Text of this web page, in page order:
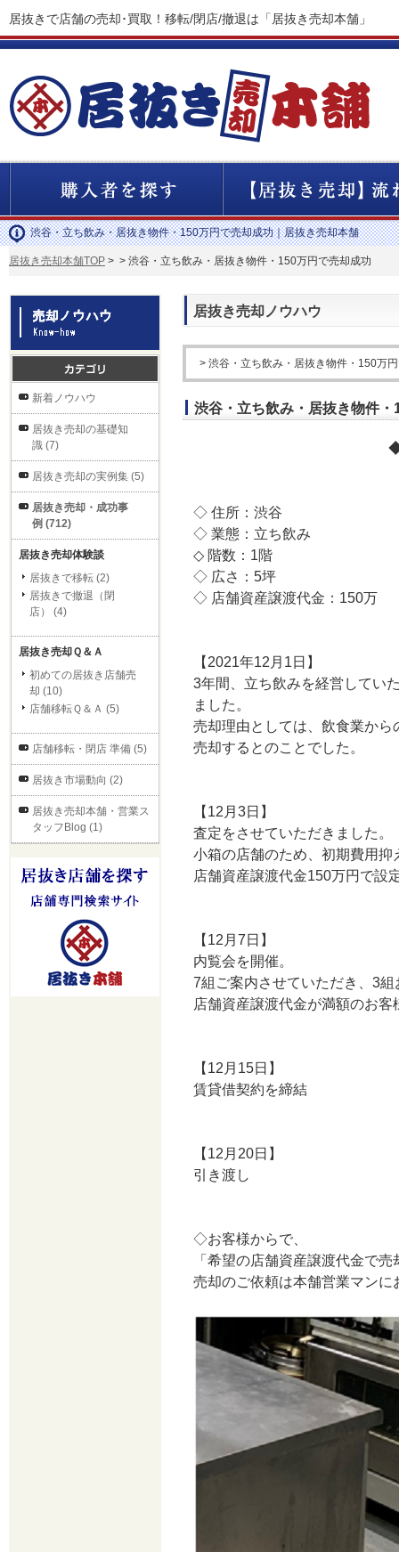
居抜きで店舗の売却･買取！移転/閉店/撤退は「居抜き売却本舗」
渋谷・立ち飲み・居抜き物件・150万円で売却成功｜居抜き売却本舗
居抜き売却本舗TOP > > 渋谷・立ち飲み・居抜き物件・150万円で売却成功
居抜き売却ノウハウ
> 渋谷・立ち飲み・居抜き物件・150万
渋谷・立ち飲み・居抜き物件
◇ 住所：渋谷
◇ 業態：立ち飲み
◇ 階数：1階
◇ 広さ：5坪
◇ 店舗資産譲渡代金：150万
【2021年12月1日】
3年間、立ち飲みを経営してい
ました。
売却理由としては、飲食業か
売却するとのことでした。
【12月3日】
査定をさせていただきました。
小箱の店舗のため、初期費用
店舗資産譲渡代金150万円で設
【12月7日】
内覧会を開催。
7組ご案内させていただき、3
店舗資産譲渡代金が満額のお
【12月15日】
賃貸借契約を締結
【12月20日】
引き渡し
◇お客様からで、
「希望の店舗資産譲渡代金で
売却のご依頼は本舗営業マンに
新着ノウハウ
居抜き売却の基礎知
識 (7)
居抜き売却の実例集 (5)
居抜き売却・成功事
例 (712)
居抜き売却体験談
居抜きで移転 (2)
居抜きで撤退（閉
店） (4)
居抜き売却Ｑ＆Ａ
初めての居抜き店舗売
却 (10)
店舗移転Ｑ＆Ａ (5)
店舗移転・閉店 準備 (5)
居抜き市場動向 (2)
居抜き売却本舗・営業ス
タッフBlog (1)